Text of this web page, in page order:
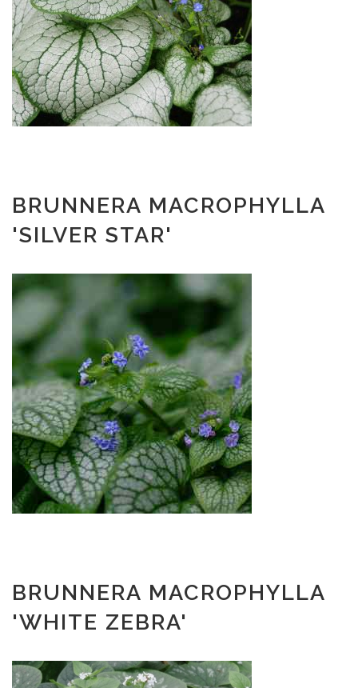
BRUNNERA MACROPHYLLA
'SILVER STAR'
BRUNNERA MACROPHYLLA
'WHITE ZEBRA'